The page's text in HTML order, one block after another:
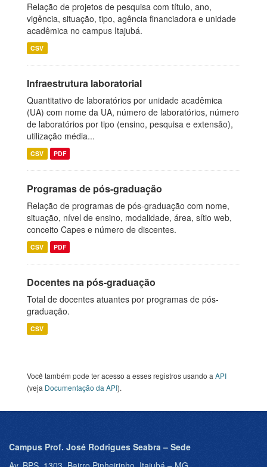
Relação de projetos de pesquisa com título, ano,
vigência, situação, tipo, agência financiadora e unidade
acadêmica no campus Itajubá.
CSV
Infraestrutura laboratorial
Quantitativo de laboratórios por unidade acadêmica
(UA) com nome da UA, número de laboratórios, número
de laboratórios por tipo (ensino, pesquisa e extensão),
utilização média...
CSV PDF
Programas de pós-graduação
Relação de programas de pós-graduação com nome,
situação, nível de ensino, modalidade, área, sítio web,
conceito Capes e número de discentes.
CSV PDF
Docentes na pós-graduação
Total de docentes atuantes por programas de pós-
graduação.
CSV
Você também pode ter acesso a esses registros usando a API
(veja Documentação da API).
Campus Prof. José Rodrigues Seabra – Sede